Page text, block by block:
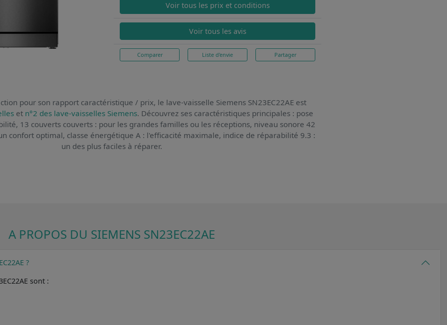
Voir tous les prix et conditions
Voir tous les avis
Comparer Liste d'envie Partager
pour son rapport caractéristique / prix, le lave-vaisselle Siemens SN23EC22AE est
et n°2 des lave-vaisselles Siemens. Découvrez ses caractéristiques principales : pose
13 couverts couverts : pour les grandes familles ou les réceptions, niveau sonore 42
confort optimal, classe énergétique A : l'efficacité maximale, indice de réparabilité 9.3 :
un des plus faciles à réparer.
A PROPOS DU SIEMENS SN23EC22AE
?
sont :